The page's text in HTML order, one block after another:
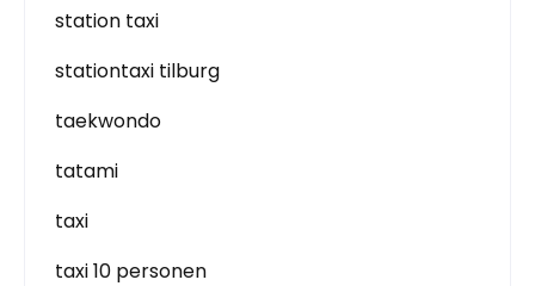
station taxi
stationtaxi tilburg
taekwondo
tatami
taxi
taxi 10 personen